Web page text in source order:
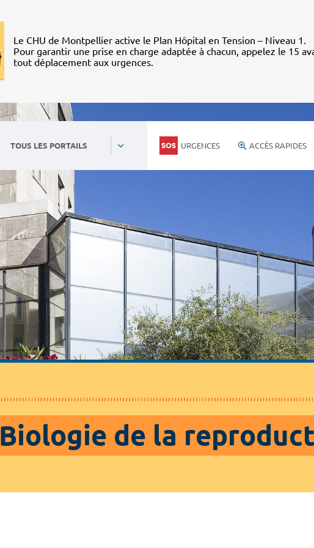
Le CHU de Montpellier active le Plan Hôpital en Tension – Niveau 1.
Pour garantir une prise en charge adaptée à chacun, appelez le 15
tout déplacement aux urgences.
TOUS LES PORTAILS URGENCES ACCÈS RAPIDES
Biologie de la